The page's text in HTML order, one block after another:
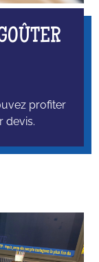
profiter
devis.